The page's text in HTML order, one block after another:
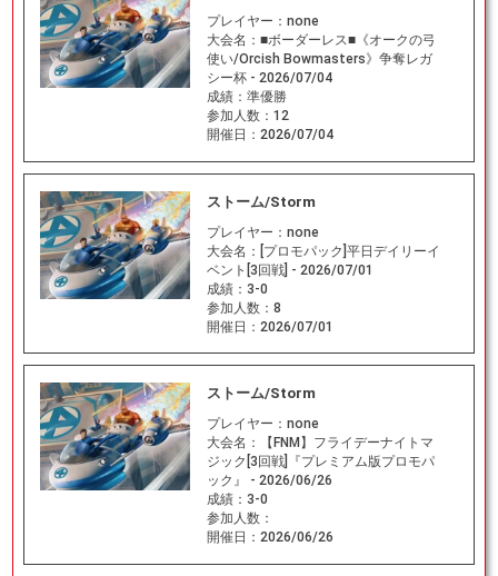
プレイヤー： none
大会名： ■ボーダーレス■《オークの弓
使い/Orcish Bowmasters》争奪レガ
シー杯 - 2026/07/04
成績： 準優勝
参加人数： 12
開催日： 2026/07/04
ストーム/Storm
プレイヤー： none
大会名： [プロモパック]平日デイリーイ
ベント[3回戦] - 2026/07/01
成績： 3-0
参加人数： 8
開催日： 2026/07/01
ストーム/Storm
プレイヤー： none
大会名：
【FNM】フライデーナイトマ
ジック[3回戦]『プレミアム版プロモパ
ック』 - 2026/06/26
成績： 3-0
参加人数：
開催日： 2026/06/26